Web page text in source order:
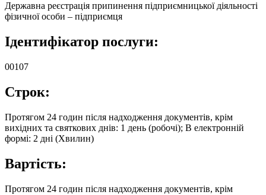
Державна реєстрація припинення підприємницької діяльності
фізичної особи – підприємця
Ідентифікатор послуги:
00107
Строк:
Протягом 24 годин після надходження документів, крім
вихідних та святкових днів: 1 день (робочі); В електронній
формі: 2 дні (Хвилин)
Вартість:
Протягом 24 годин після надходження документів, крім